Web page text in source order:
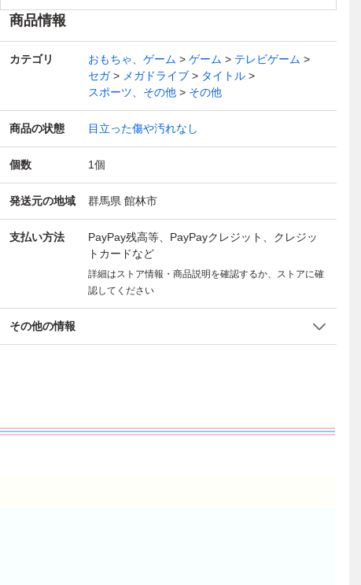
商品情報
カテゴリ おもちゃ、ゲーム ゲーム
テレビゲーム
セガ
メガドライブ
タイトル
スポーツ、その他
その他
商品の状態 目立った傷や汚れなし
個数 1個
発送元の地域 群馬県 館林市
支払い方法
PayPay残高等、PayPayクレジット、クレジッ
トカードなど
詳細はストア情報・商品説明を確認するか、ストアに確
認してください
その他の情報